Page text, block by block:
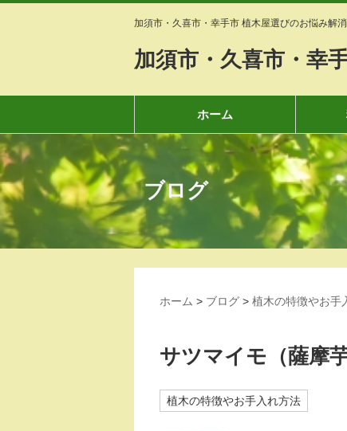
加須市・久喜市・幸手市 植木屋選びのお悩み解消
加須市・久喜市・幸
ホーム
ブログ
ホーム > ブログ > 植木の特徴やお手
サツマイモ（薩摩
植木の特徴やお手入れ方法